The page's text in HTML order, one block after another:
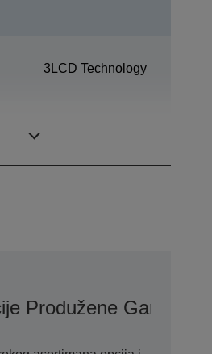
3LCD Technology
Produžene